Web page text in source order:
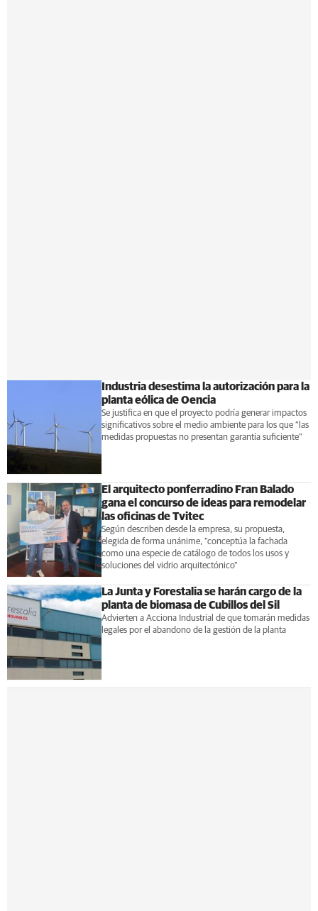
Industria desestima la autorización para la
planta eólica de Oencia
Se justifica en que el proyecto podría generar impactos
significativos sobre el medio ambiente para los que “las
medidas propuestas no presentan garantía suficiente"
El arquitecto ponferradino Fran Balado
gana el concurso de ideas para remodelar
las oficinas de Tvitec
Según describen desde la empresa, su propuesta,
elegida de forma unánime, "conceptúa la fachada
como una especie de catálogo de todos los usos y
soluciones del vidrio arquitectónico"
La Junta y Forestalia se harán cargo de la
planta de biomasa de Cubillos del Sil
Advierten a Acciona Industrial de que tomarán medidas
legales por el abandono de la gestión de la planta